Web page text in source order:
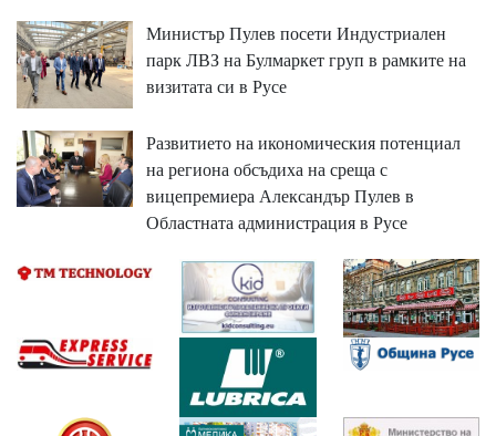
Министър Пулев посети Индустриален
парк ЛВЗ на Булмаркет груп в рамките на
визитата си в Русе
Развитието на икономическия потенциал
на региона обсъдиха на среща с
вицепремиера Александър Пулев в
Областната администрация в Русе